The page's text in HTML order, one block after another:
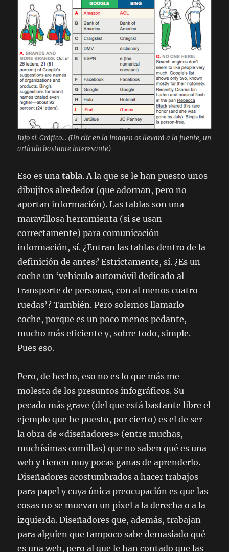
Info sí. Gráfico... (Un clic en la imagen os llevará a la fuente, un
artículo bastante interesante)
Eso es unatabla. A la que se le han puesto unos
dibujitos alrededor (que adornan, pero no
aportan información). Las tablas son una
maravillosa herramienta (si se usan
correctamente) para comunicación
información, sí. ¿Entran las tablas dentro de la
definición de antes? Estrictamente, sí. ¿Es un
coche un ‘vehículo automóvil dedicado al
transporte de personas, con al menos cuatro
ruedas’? También. Pero solemos llamarlo
coche, porque es un poco menos pedante,
mucho más eficiente y, sobre todo, simple.
Pues eso.
Pero, de hecho, eso no es lo que más me
molesta de los presuntos infográficos. Su
pecado más grave (del que está bastante libre el
ejemplo que he puesto, por cierto) es el de ser
la obra de «diseñadores» (entre muchas,
muchísimas comillas) que no saben qué es una
web y tienen muy pocas ganas de aprenderlo.
Diseñadores acostumbrados a hacer trabajos
para papel y cuya única preocupación es que las
cosas no se muevan un píxel a la derecha o a la
izquierda. Diseñadores que, además, trabajan
para alguien que tampoco sabe demasiado qué
es una web, pero al que le han contado que las